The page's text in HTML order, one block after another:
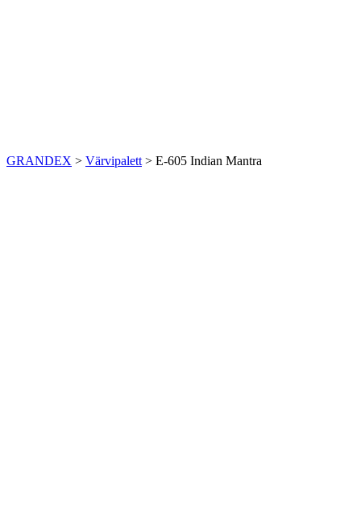
GRANDEX > Värvipalett > E-605 Indian Mantra